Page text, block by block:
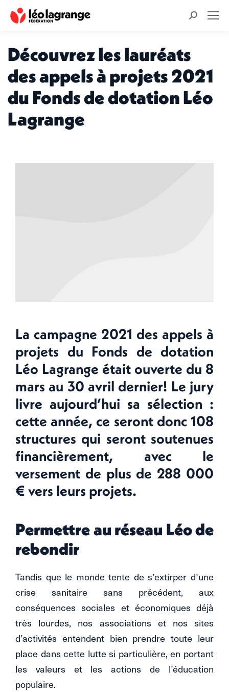
Recherche
Découvrez les lauréats
des appels à projets 2021
du Fonds de dotation Léo
Lagrange
La campagne 2021 des appels à
projets du Fonds de dotation
Léo Lagrange était ouverte du 8
mars au 30 avril dernier! Le jury
livre aujourd’hui sa sélection :
cette année, ce seront donc 108
structures qui seront soutenues
financièrement, avec le
versement de plus de 288 000
€ vers leurs projets.
Permettre au réseau Léo de
rebondir
Tandis que le monde tente de s’extirper d’une
crise sanitaire sans précédent, aux
conséquences sociales et économiques déjà
très lourdes, nos associations et nos sites
d’activités entendent bien prendre toute leur
place dans cette lutte si particulière, en portant
les valeurs et les actions de l’éducation
populaire.